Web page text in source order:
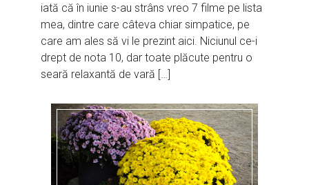
iată că în iunie s-au strâns vreo 7 filme pe lista
mea, dintre care câteva chiar simpatice, pe
care am ales să vi le prezint aici. Niciunul ce-i
drept de nota 10, dar toate plăcute pentru o
seară relaxantă de vară […]